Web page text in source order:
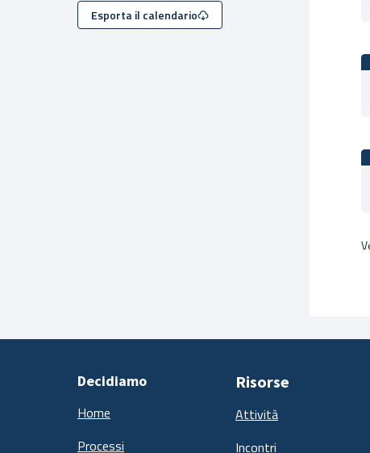
Esporta il calendario
Decidiamo
Home
Processi
Risorse
Attività
Incontri